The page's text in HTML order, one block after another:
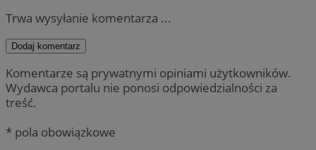
Trwa wysyłanie komentarza ...
Dodaj komentarz
Komentarze są prywatnymi opiniami użytkowników.
Wydawca portalu nie ponosi odpowiedzialności za
treść.
* pola obowiązkowe